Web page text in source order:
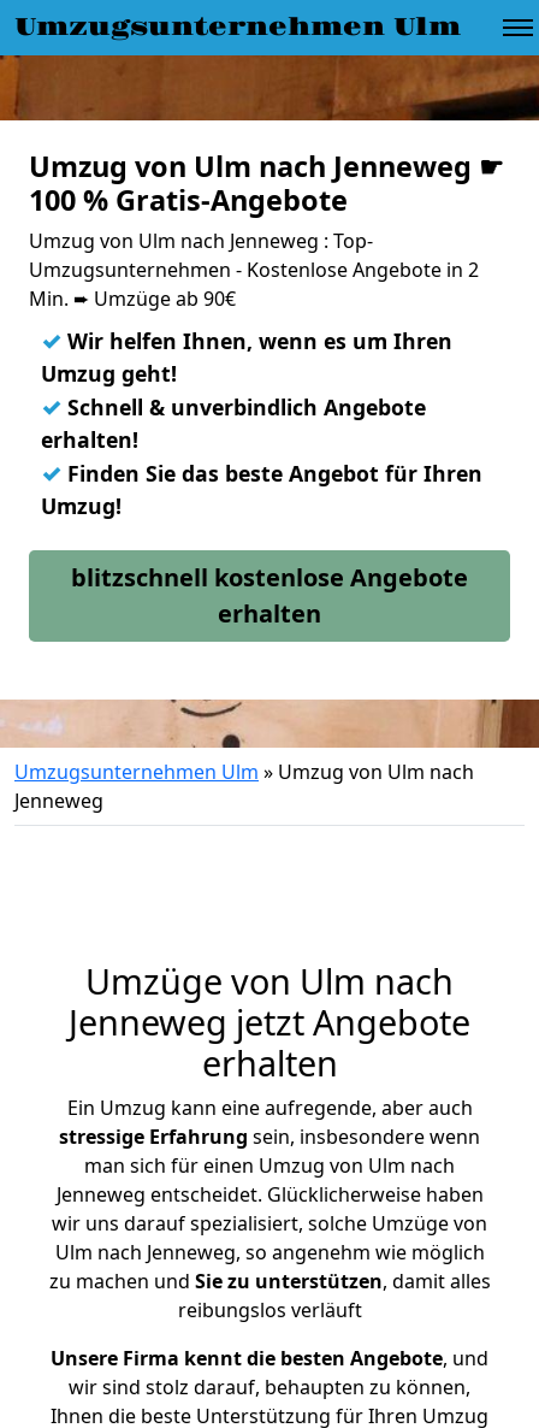
Umzugsunternehmen Ulm
Umzug von Ulm nach Jenneweg ☛
100 % Gratis-Angebote
Umzug von Ulm nach Jenneweg : Top-
Umzugsunternehmen - Kostenlose Angebote in 2
Min. ➨ Umzüge ab 90€
✓ Wir helfen Ihnen, wenn es um Ihren
Umzug geht!
✓ Schnell & unverbindlich Angebote
erhalten!
✓ Finden Sie das beste Angebot für Ihren
Umzug!
blitzschnell kostenlose Angebote
erhalten
Umzugsunternehmen Ulm » Umzug von Ulm nach
Jenneweg
Umzüge von Ulm nach
Jenneweg jetzt Angebote
erhalten
Ein Umzug kann eine aufregende, aber auch
stressige Erfahrung sein, insbesondere wenn
man sich für einen Umzug von Ulm nach
Jenneweg entscheidet. Glücklicherweise haben
wir uns darauf spezialisiert, solche Umzüge von
Ulm nach Jenneweg, so angenehm wie möglich
zu machen und Sie zu unterstützen, damit alles
reibungslos verläuft
Unsere Firma kennt die besten Angebote, und
wir sind stolz darauf, behaupten zu können,
Ihnen die beste Unterstützung für Ihren Umzug